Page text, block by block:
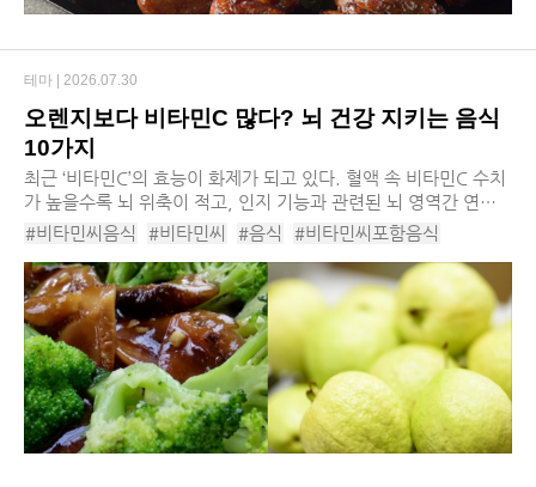
오렌지보다 비타민C 많다? 뇌 건강 지키는 음식
10가지
최근 ‘비타민C’의 효능이 화제가 되고 있다. 혈액 속 비타민C 수치
가 높을수록 뇌 위축이 적고, 인지 기능과 관련된 뇌 영역간 연결
성이 잘 보존된다는 것이 밝혀졌기 때문이다. 이는 곧 비타민C가
#비타민씨음식 #비타민씨 #음식
#비타민씨포함음식
#비타민씨함유음식 #비타민C #비타민C함유음식 #파슬리
#파프리카 #구아바 #케일 #골드키위 #방울양배추
테마 | 2026.07.30